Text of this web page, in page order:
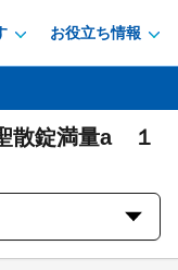
お役立ち情報
散錠満量a １